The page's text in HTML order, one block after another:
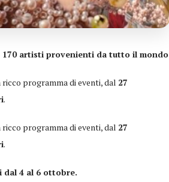
artisti provenienti da tutto il mondo
programma di eventi, dal 27
.
programma di eventi, dal 27
.
dal 4 al 6 ottobre.